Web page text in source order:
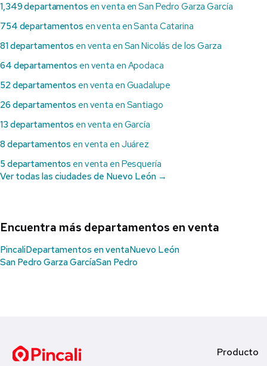
1,349 departamentos en venta en San Pedro Garza García
754 departamentos en venta en Santa Catarina
81 departamentos en venta en San Nicolás de los Garza
64 departamentos en venta en Apodaca
52 departamentos en venta en Guadalupe
26 departamentos en venta en Santiago
13 departamentos en venta en García
8 departamentos en venta en Juárez
5 departamentos en venta en Pesquería
Ver todas las ciudades de Nuevo León →
Encuentra más departamentos en venta
PincaliDepartamentos en ventaNuevo León
San Pedro Garza GarcíaSan Pedro
Producto